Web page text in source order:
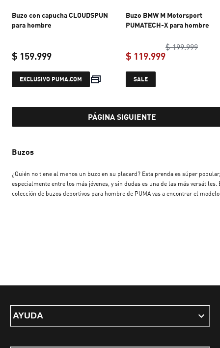
Buzo con capucha CLOUDSPUN
para hombre
$ 159.999
current price $ 159.999
EXCLUSIVO PUMA.COM
Buzo BMW M Motorsport
PUMATECH-X para hombre
$ 199.999
$ 119.999
SALE
PÁGINA SIGUIENTE
Buzos
¿Quién no tiene al menos un buzo en su placard? Esta prenda es súper popular,
especialmente entre los más jóvenes, y sin dudas es una de las más versátiles.
colección de buzos deportivos para hombre de PUMA vas a encontrar el modelo
AYUDA